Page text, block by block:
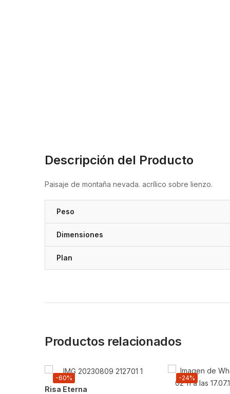
Descripción del Producto
Paisaje de montaña nevada. acrílico sobre lienzo.
Peso
Dimensiones
Plan
Productos relacionados
-60%
Risa Eterna
-24%